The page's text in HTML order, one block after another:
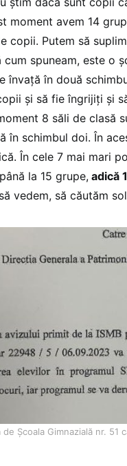
moment avem 14
copii. Putem să
spuneam, este o
învață în două
și să fie îngrijiți și
8 săli de clasă
în schimbul doi. În
În cele 7 mai mari
la 15 grupe, adică
vedem, să căutăm
Școala Gimnazială nr. 51